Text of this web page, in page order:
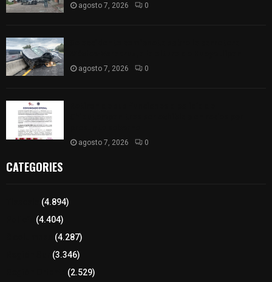
agosto 7, 2026 0
agosto 7, 2026 0
agosto 7, 2026 0
CATEGORIES
(4.894)
(4.404)
(4.287)
(3.346)
(2.529)